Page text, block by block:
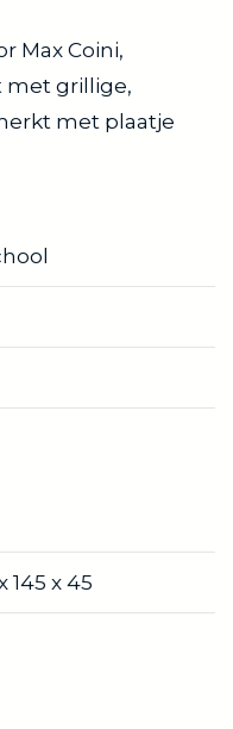
Max Coini,
met grillige,
met plaatje
145 x 45